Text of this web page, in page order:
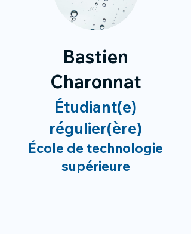
Bastien
Charonnat
Étudiant(e)
régulier(ère)
École de technologie
supérieure